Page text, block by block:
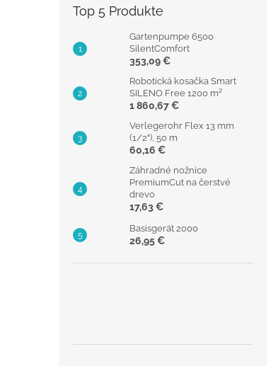
Top 5 Produkte
Gartenpumpe 6500
SilentComfort
353,09 €
Robotická kosačka Smart
SILENO Free 1200 m²
1 860,67 €
Verlegerohr Flex 13 mm
(1/2"), 50 m
60,16 €
Záhradné nožnice
PremiumCut na čerstvé
drevo
17,63 €
Basisgerät 2000
26,95 €